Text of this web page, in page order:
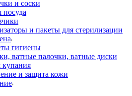
и соски
посуда
и пакеты для стерилизации
гигиены
ватные палочки, ватные диски
купания
и защита кожи